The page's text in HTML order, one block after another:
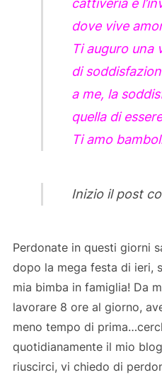
cattiveria e
dove vive
Ti auguro una
di
a me, la
quella di
Ti amo
Inizio il post
Perdonate in questi giorni
dopo la mega festa di ieri,
mia bimba in famiglia! Da
lavorare 8 ore al giorno,
meno tempo di
quotidianamente il mio
riuscirci, vi chiedo di